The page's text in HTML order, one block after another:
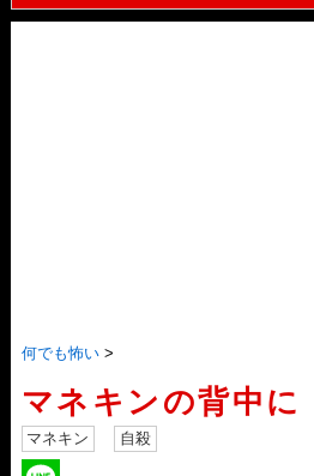
何でも怖い>
マネキンの背中に
マネキン 自殺